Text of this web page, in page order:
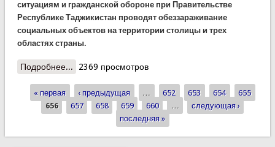
ситуациям и гражданской обороне при Правительстве
Республике Таджикистан проводят обеззараживание
социальных объектов на территории столицы и трех
областях страны.
Подробнее... о Сотрудники КЧС продолжают обеззараживать
2369 просмотров
Страницы
« первая ‹ предыдущая … 652 653 654
655
656
657 658 659 660 …
следующая ›
последняя »